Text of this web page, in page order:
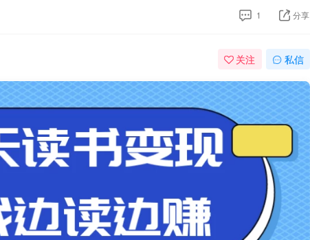
1 分享
关注 私信